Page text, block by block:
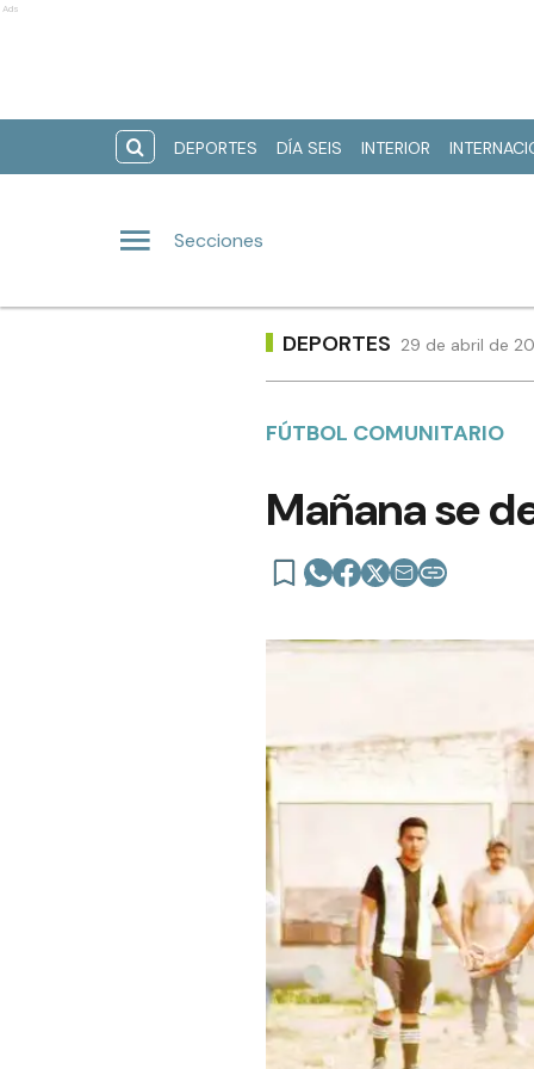
Ads
DEPORTES DÍA SEIS INTERIOR
Secciones
DEPORTES 29 de abril de
FÚTBOL COMUNITARIO
Mañana se